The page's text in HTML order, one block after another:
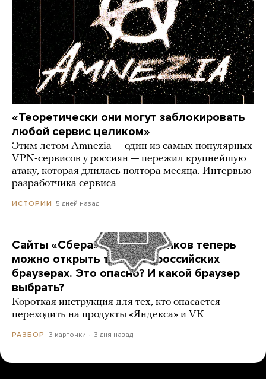
«Теоретически они могут заблокировать
любой сервис целиком»
Этим летом Amnezia — один из самых популярных
VPN-сервисов у россиян — пережил крупнейшую
атаку, которая длилась полтора месяца. Интервью
разработчика сервиса
ИСТОРИИ 5 дней назад
Сайты «Сбера» и других банков теперь
можно открыть только в российских
браузерах. Это опасно? И какой браузер
выбрать?
Короткая инструкция для тех, кто опасается
переходить на продукты «Яндекса» и VK
РАЗБОР 3 карточки 3 дня назад